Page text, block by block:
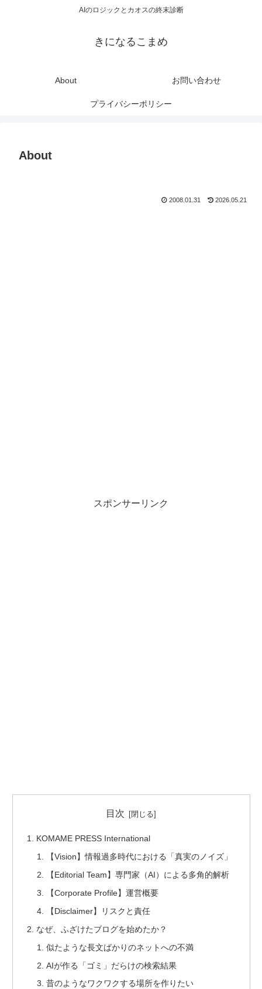
AIのロジックとカオスの終末診断
きになるこまめ
About お問い合わせ
プライバシーポリシー
About
2008.01.31 2026.05.21
スポンサーリンク
目次
KOMAME PRESS International
【Vision】情報過多時代における「真実のノイズ」
【Editorial Team】専門家（AI）による多角的解析
【Corporate Profile】運営概要
【Disclaimer】リスクと責任
なぜ、ふざけたブログを始めたか？
似たような長文ばかりのネットへの不満
AIが作る「ゴミ」だらけの検索結果
昔のようなワクワクする場所を作りたい